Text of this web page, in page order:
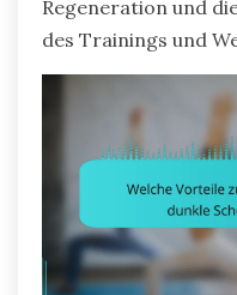
Regeneration und
des Trainings und